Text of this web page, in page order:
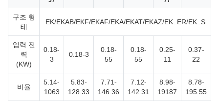
구조 형
태
EK/EKAB/EKF/EKAF/EKA/EKAT/EKAZ/EK..ER/EK..S
입력 전
력
(KW)
0.18-
3
0.18-3
0.18-
55
0.18-
55
0.25-
11
0.37-
22
비율
5.14-
1063
5.83-
128.33
7.71-
146.36
7.12-
142.31
8.98-
19187
8.78-
195.55